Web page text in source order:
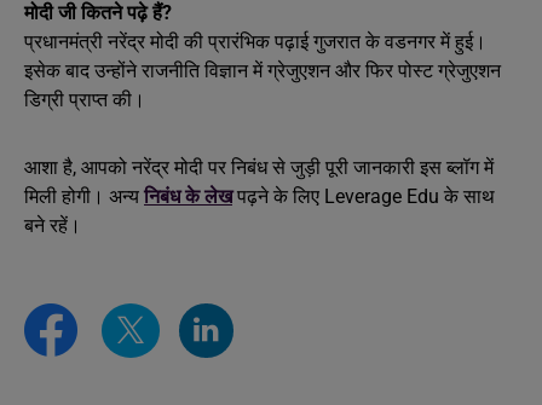
मोदी जी कितने पढ़े हैं?
प्रधानमंत्री नरेंद्र मोदी की प्रारंभिक पढ़ाई गुजरात के वडनगर में हुई।
इसेक बाद उन्होंने राजनीति विज्ञान में ग्रेजुएशन और फिर पोस्ट ग्रेजुएशन
डिग्री प्राप्त की।
आशा है, आपको नरेंद्र मोदी पर निबंध से जुड़ी पूरी जानकारी इस ब्लॉग में
मिली होगी। अन्य निबंध के लेखपढ़ने के लिए Leverage Edu के साथ
बने रहें।